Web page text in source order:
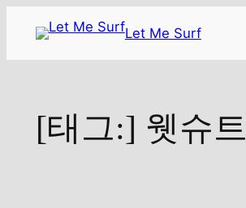
츠
Let Me Surf
[태그:] 웻슈트